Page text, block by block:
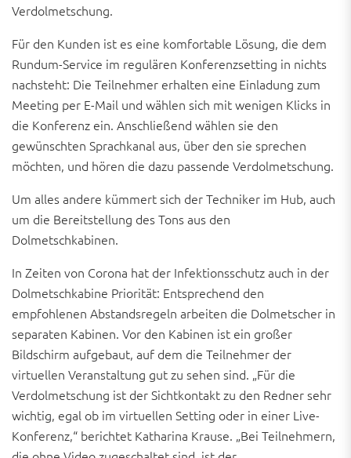
Verdolmetschung.
Für den Kunden ist es eine komfortable Lösung, die dem
Rundum-Service im regulären Konferenzsetting in nichts
nachsteht: Die Teilnehmer erhalten eine Einladung zum
Meeting per E-Mail und wählen sich mit wenigen Klicks in
die Konferenz ein. Anschließend wählen sie den
gewünschten Sprachkanal aus, über den sie sprechen
möchten, und hören die dazu passende Verdolmetschung.
Um alles andere kümmert sich der Techniker im Hub, auch
um die Bereitstellung des Tons aus den
Dolmetschkabinen.
In Zeiten von Corona hat der Infektionsschutz auch in der
Dolmetschkabine Priorität: Entsprechend den
empfohlenen Abstandsregeln arbeiten die Dolmetscher in
separaten Kabinen. Vor den Kabinen ist ein großer
Bildschirm aufgebaut, auf dem die Teilnehmer der
virtuellen Veranstaltung gut zu sehen sind. „Für die
Verdolmetschung ist der Sichtkontakt zu den Redner sehr
wichtig, egal ob im virtuellen Setting oder in einer Live-
Konferenz,“ berichtet Katharina Krause. „Bei Teilnehmern,